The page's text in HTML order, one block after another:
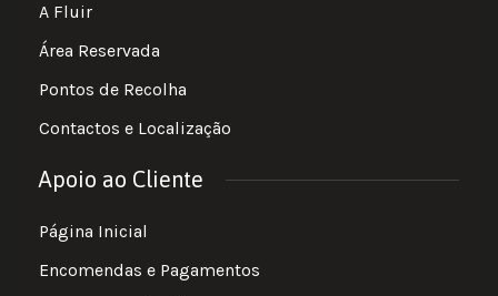
A Fluir
Área Reservada
Pontos de Recolha
Contactos e Localização
Apoio ao Cliente
Página Inicial
Encomendas e Pagamentos